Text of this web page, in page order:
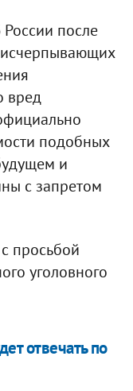
после
вред
подобных
и
с запретом
просьбой
уголовного
отвечать по